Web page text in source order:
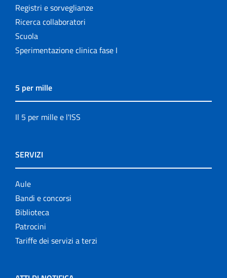
Registri e sorveglianze
Ricerca collaboratori
Scuola
Sperimentazione clinica fase I
5 per mille
Il 5 per mille e l'ISS
SERVIZI
Aule
Bandi e concorsi
Biblioteca
Patrocini
Tariffe dei servizi a terzi